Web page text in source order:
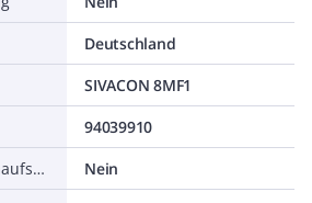
Deutschland
SIVACON 8MF1
94039910
Geeignet für Außenaufstellung
Nein